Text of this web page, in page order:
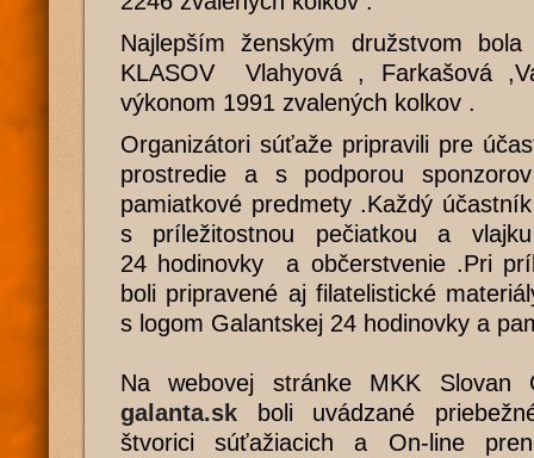
Najlepším ženským družstvom
KLASOV Vlahyová , Farkašová
výkonom 1991 zvalených kolkov .
Organizátori súťaže pripravili pre
prostredie a s podporou
pamiatkové predmety .Každý
s príležitostnou pečiatkou a
24 hodinovky a občerstvenie .Pri
boli pripravené aj filatelistické
s logom Galantskej 24 hodinovky a
Na webovej stránke MKK
galanta.sk boli uvádzané
štvorici súťažiacich a On-line